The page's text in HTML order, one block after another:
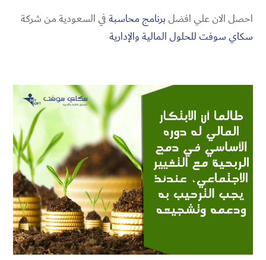
احصل الان علي افضلبرنامج محاسبةفي السعودية من شركة
سكاي سوفت للحلول المالية والإدارية